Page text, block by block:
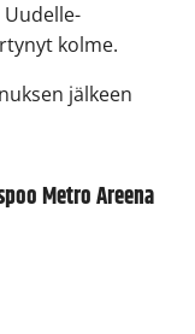
Uudelle-
kolme.
jälkeen
Metro Areena